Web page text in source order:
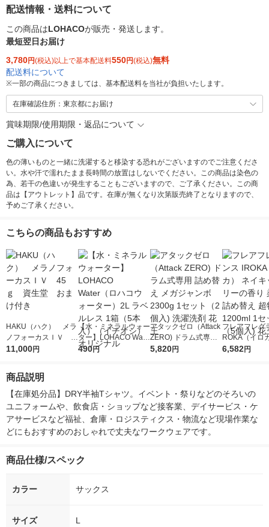
配送情報・送料について
この商品はLOHACOが販売・発送します。
最短翌日お届け
3,780円(税込)以上で基本配送料550円(税込)無料
配送料について
※一部の商品につきましては、基本配送料を当社が負担いたします。
在庫確認住所：東京都にお届け
賞味期限/使用期限・返品について
ご購入について
色の薄いものと一緒に洗濯すると移染する恐れがございますのでご注意くださ
い。水や汗で濡れたまま長時間の放置はしないでください。この商品は染色の
為、若干の色違いが発生することもございますので、ご了承ください。この商
品は【アウトレット】品です。在庫が無くなり次第販売終了となりますので、
予めご了承ください。
こちらの商品もおすすめ
HAKU（ハク） メラ
ノフォーカスＩＶ 4
5ｇ 資生堂 おまけ
11,000円
【水・ミネラルウォー
ター】LOHACO Wate
r（ロハコウォータ
490円
アタックゼロ（Attack
ZERO) ドラム式専用
詰め替え メガジャン
5,820円
フレアフレグ
ROKA（イロ
イキッドリリ
6,582円
商品説明
【在庫処分品】DRY半袖Tシャツ。イベント・祭りなどのそろいの
ユニフォームや、飲食店・ショップなど接客業、デイサービス・ケ
アサービスなど福祉、倉庫・ロジスティクス・物流など現場作業な
どにもおすすめのおしゃれで丈夫なワークウェアです。
商品仕様/スペック
カラー サックス
サイズ L